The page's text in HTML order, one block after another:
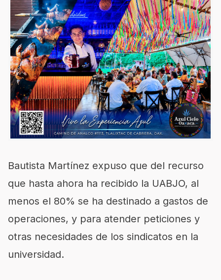
Bautista Martínez expuso que del recurso
que hasta ahora ha recibido la UABJO, al
menos el 80% se ha destinado a gastos de
operaciones, y para atender peticiones y
otras necesidades de los sindicatos en la
universidad.